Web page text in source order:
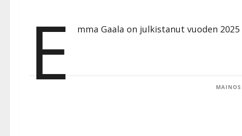
E mma Gaala on julkistanut vuoden
MAINOS